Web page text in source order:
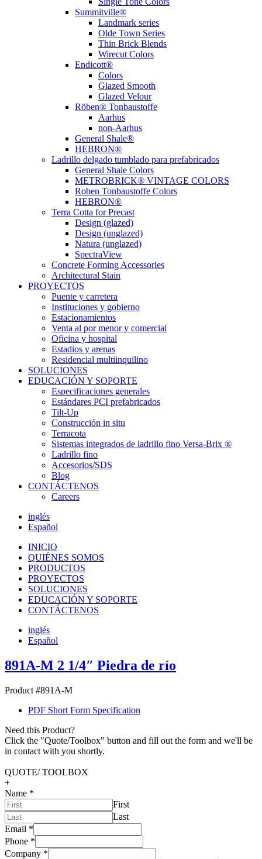
Summitville®
Landmark series
Olde Town Series
Thin Brick Blends
Wirecut Colors
Endicott®
Colors
Glazed Smooth
Glazed Velour
Röben® Tonbaustoffe
Aarhus
non-Aarhus
General Shale®
HEBRON®
Ladrillo delgado tumblado para prefabricados
General Shale Colors
METROBRICK® VINTAGE COLORS
Roben Tonbaustoffe Colors
HEBRON®
Terra Cotta for Precast
Design (glazed)
Design (unglazed)
Natura (unglazed)
SpectraView
Concrete Forming Accessories
Architectural Stain
PROYECTOS
Puente y carretera
Instituciones y gobierno
Estacionamientos
Venta al por menor y comercial
Oficina y hospital
Estadios y arenas
Residencial multiinquilino
SOLUCIONES
EDUCACIÓN Y SOPORTE
Especificaciones generales
Estándares PCI prefabricados
Tilt-Up
Construcción in situ
Terracota
Sistemas integrados de ladrillo fino Versa-Brix ®
Ladrillo fino
Accesorios/SDS
Blog
CONTÁCTENOS
Careers
inglés
Español
INICIO
QUIÉNES SOMOS
PRODUCTOS
PROYECTOS
SOLUCIONES
EDUCACIÓN Y SOPORTE
CONTÁCTENOS
inglés
Español
891A-M 2 1/4″ Piedra de río
Product #891A-M
PDF Short Form Specification
Need this Product?
Click the "Quote/Toolbox" button and fill out the form and we'll be
in contact with you shortly.
QUOTE/ TOOLBOX
+
Name *
First
Last
Email *
Phone *
Company *